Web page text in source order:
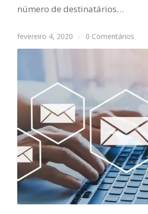
número de destinatários…
fevereiro 4, 2020 / 0 Comentários